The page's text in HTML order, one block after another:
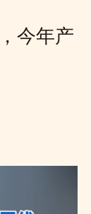
今年产